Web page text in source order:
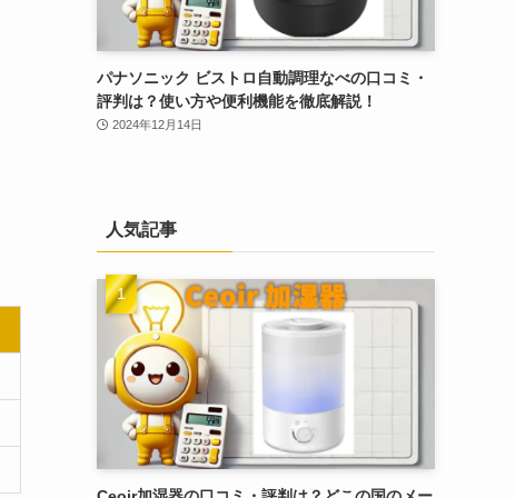
パナソニック ビストロ自動調理なべの口コミ・
評判は？使い方や便利機能を徹底解説！
2024年12月14日
人気記事